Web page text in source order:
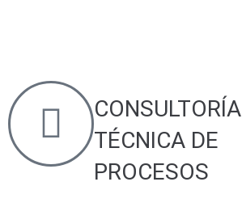
CONSULTORÍA
TÉCNICA DE
PROCESOS